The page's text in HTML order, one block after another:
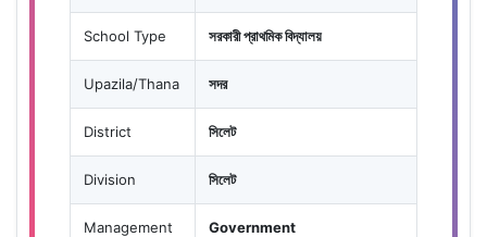
School Type সরকারী প্রাথমিক বিদ্যালয়
Upazila/Thana সদর
District সিলেট
Division সিলেট
Management Government